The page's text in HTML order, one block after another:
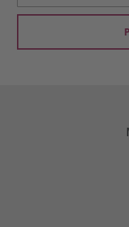
saņemšanai: